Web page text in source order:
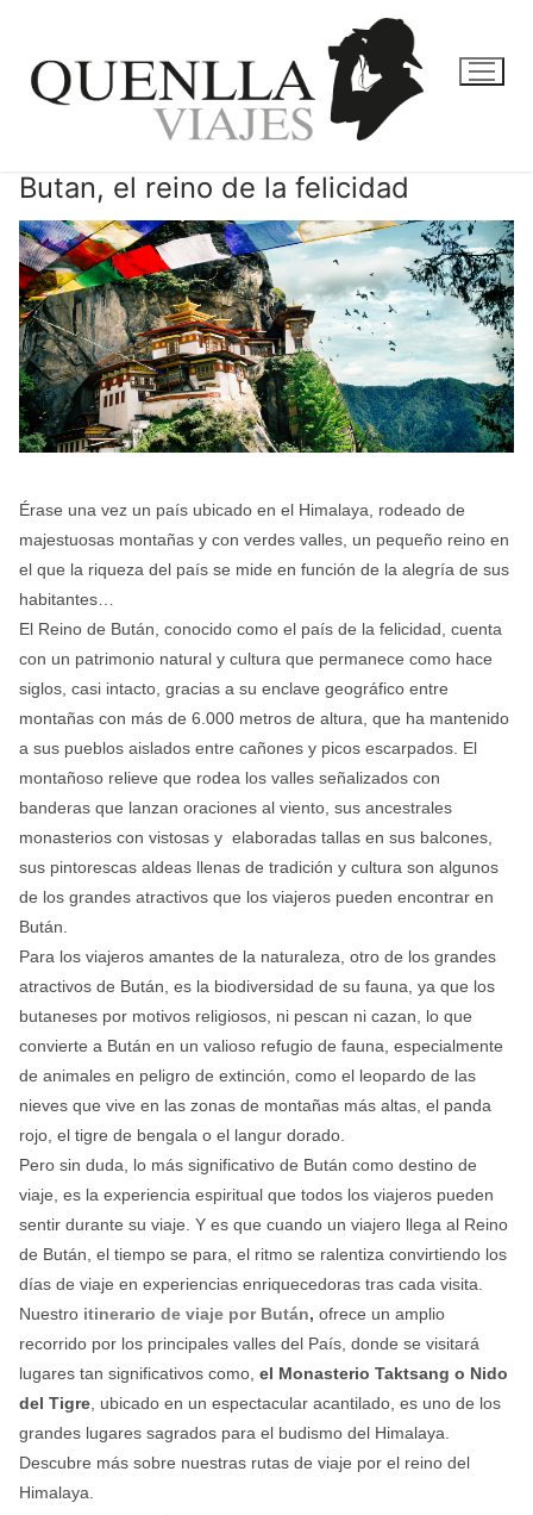
contenido
Butan, el reino de la felicidad
Érase una vez un país ubicado en el Himalaya, rodeado de
majestuosas montañas y con verdes valles, un pequeño reino en
el que la riqueza del país se mide en función de la alegría de sus
habitantes…
El Reino de Bután, conocido como el país de la felicidad, cuenta
con un patrimonio natural y cultura que permanece como hace
siglos, casi intacto, gracias a su enclave geográfico entre
montañas con más de 6.000 metros de altura, que ha mantenido
a sus pueblos aislados entre cañones y picos escarpados. El
montañoso relieve que rodea los valles señalizados con
banderas que lanzan oraciones al viento, sus ancestrales
monasterios con vistosas y elaboradas tallas en sus balcones,
sus pintorescas aldeas llenas de tradición y cultura son algunos
de los grandes atractivos que los viajeros pueden encontrar en
Bután.
Para los viajeros amantes de la naturaleza, otro de los grandes
atractivos de Bután, es la biodiversidad de su fauna, ya que los
butaneses por motivos religiosos, ni pescan ni cazan, lo que
convierte a Bután en un valioso refugio de fauna, especialmente
de animales en peligro de extinción, como el leopardo de las
nieves que vive en las zonas de montañas más altas, el panda
rojo, el tigre de bengala o el langur dorado.
Pero sin duda, lo más significativo de Bután como destino de
viaje, es la experiencia espiritual que todos los viajeros pueden
sentir durante su viaje. Y es que cuando un viajero llega al Reino
de Bután, el tiempo se para, el ritmo se ralentiza convirtiendo los
días de viaje en experiencias enriquecedoras tras cada visita.
Nuestro itinerario de viaje por Bután, ofrece un amplio
recorrido por los principales valles del País, donde se visitará
lugares tan significativos como, el Monasterio Taktsang o Nido
del Tigre , ubicado en un espectacular acantilado, es uno de los
grandes lugares sagrados para el budismo del Himalaya.
Descubre más sobre nuestras rutas de viaje por el reino del
Himalaya.